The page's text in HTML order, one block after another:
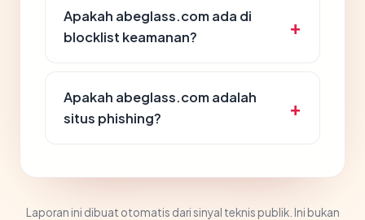
Apakah abeglass.com ada di
blocklist keamanan?
Apakah abeglass.com adalah
situs phishing?
Laporan ini dibuat otomatis dari sinyal teknis publik. Ini bukan